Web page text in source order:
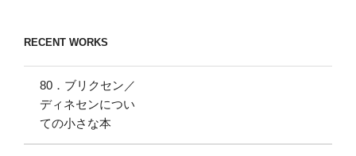
ン
RECENT WORKS
80．ブリクセン／
ディネセンについ
ての小さな本